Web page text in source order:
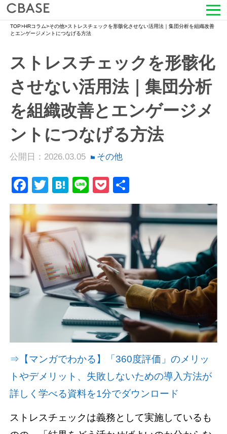
サービス
活用シーン
導入事例
セミナー情報
HRコラム
会社情報
よくある質問
資料請求(無料) お見積もり依頼
TOP>HRコラム>その他>ストレスチェックを形骸化させない活用法｜集団分析を組織改善
とエンゲージメントにつなげる方法
ストレスチェックを形骸化
させない活用法｜集団分析
を組織改善とエンゲージメ
ントにつなげる方法
公開日：2026.03.05 その他
Facebook
Twitter
Hatena
LinePocket
有
⇒【マンガでわかる】「360度評価」のメリッ
トやデメリット、失敗しないための導入方法が
詳しく学べる資料を1分でダウンロード
ストレスチェックは義務として実施しているも